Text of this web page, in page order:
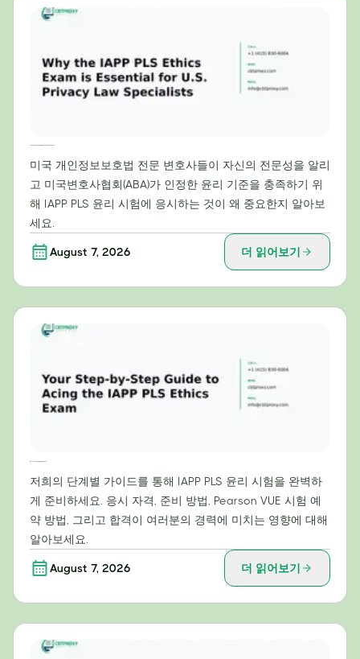
미국 개인정보보호법 전문 변호사들이 자신의 전문성을 알리
고 미국변호사협회(ABA)가 인정한 윤리 기준을 충족하기 위
해 IAPP PLS 윤리 시험에 응시하는 것이 왜 중요한지 알아보
세요.
August 7, 2026 더 읽어보기
저희의 단계별 가이드를 통해 IAPP PLS 윤리 시험을 완벽하
게 준비하세요. 응시 자격, 준비 방법, Pearson VUE 시험 예
약 방법, 그리고 합격이 여러분의 경력에 미치는 영향에 대해
알아보세요.
August 7, 2026 더 읽어보기